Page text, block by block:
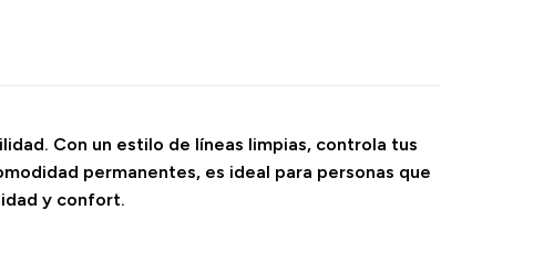
Con un estilo de líneas limpias, controla tus
permanentes, es ideal para personas que
y confort.